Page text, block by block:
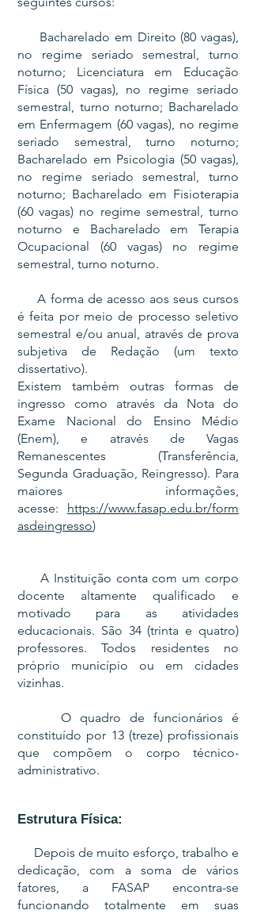
Bacharelado em Direito (80 vagas),
no regime seriado semestral, turno
noturno; Licenciatura em Educação
Física (50 vagas), no regime seriado
semestral, turno noturno; Bacharelado
em Enfermagem (60 vagas), no regime
seriado semestral, turno noturno;
Bacharelado em Psicologia (50 vagas),
no regime seriado semestral, turno
noturno; Bacharelado em Fisioterapia
(60 vagas) no regime semestral, turno
noturno e Bacharelado em Terapia
Ocupacional (60 vagas) no regime
semestral, turno noturno.
A forma de acesso aos seus cursos
é feita por meio de processo seletivo
semestral e/ou anual, através de prova
subjetiva de Redação (um texto
dissertativo).
Existem também outras formas de
ingresso como através da Nota do
Exame Nacional do Ensino Médio
(Enem), e através de Vagas
Remanescentes (Transferência,
Segunda Graduação, Reingresso). Para
maiores informações,
acesse: https://www.fasap.edu.br/form
asdeingresso)
A Instituição conta com um corpo
docente altamente qualificado e
motivado para as atividades
educacionais. São 34 (trinta e quatro)
professores. Todos residentes no
próprio município ou em cidades
vizinhas.
O quadro de funcionários é
constituído por 13 (treze) profissionais
que compõem o corpo técnico-
administrativo.
Estrutura Física:
Depois de muito esforço, trabalho e
dedicação, com a soma de vários
fatores, a FASAP encontra-se
funcionando totalmente em suas